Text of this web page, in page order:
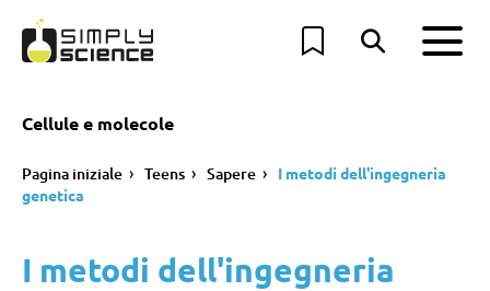
Cellule e molecole
Pagina iniziale Teens Sapere
I metodi dell'ingegneria
genetica
I metodi dell'ingegneria